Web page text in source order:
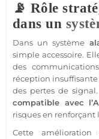
📡 Rôle
dans un
Dans unsystème
simple accessoire.
des
réception
des pertes de
compatible avec l’
risques en
Cette